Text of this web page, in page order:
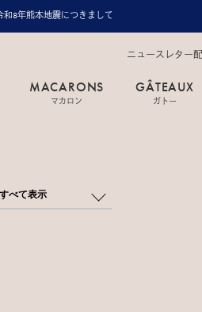
和8年熊本地震につきまして
ニュースレター
MACARONS
マカロン
GÂTEAUX
ガトー
すべて表示